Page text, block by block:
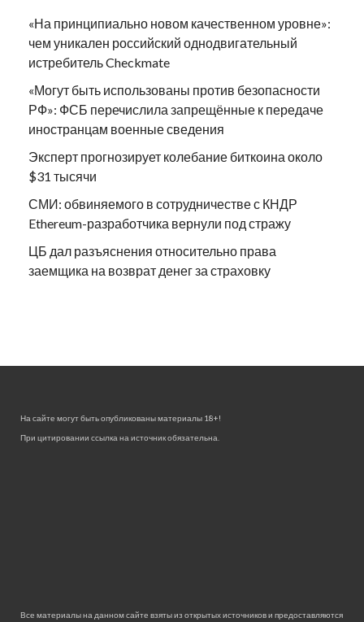
«На принципиально новом качественном уровне»:
чем уникален российский однодвигательный
истребитель Checkmate
«Могут быть использованы против безопасности
РФ»: ФСБ перечислила запрещённые к передаче
иностранцам военные сведения
Эксперт прогнозирует колебание биткоина около
$31 тысячи
СМИ: обвиняемого в сотрудничестве с КНДР
Ethereum-разработчика вернули под стражу
ЦБ дал разъяснения относительно права
заемщика на возврат денег за страховку
На сайте могут быть опубликованы материалы 18+!
При цитировании ссылка на источник обязательна.
Все материалы на данном сайте взяты из открытых источников и предоставляются